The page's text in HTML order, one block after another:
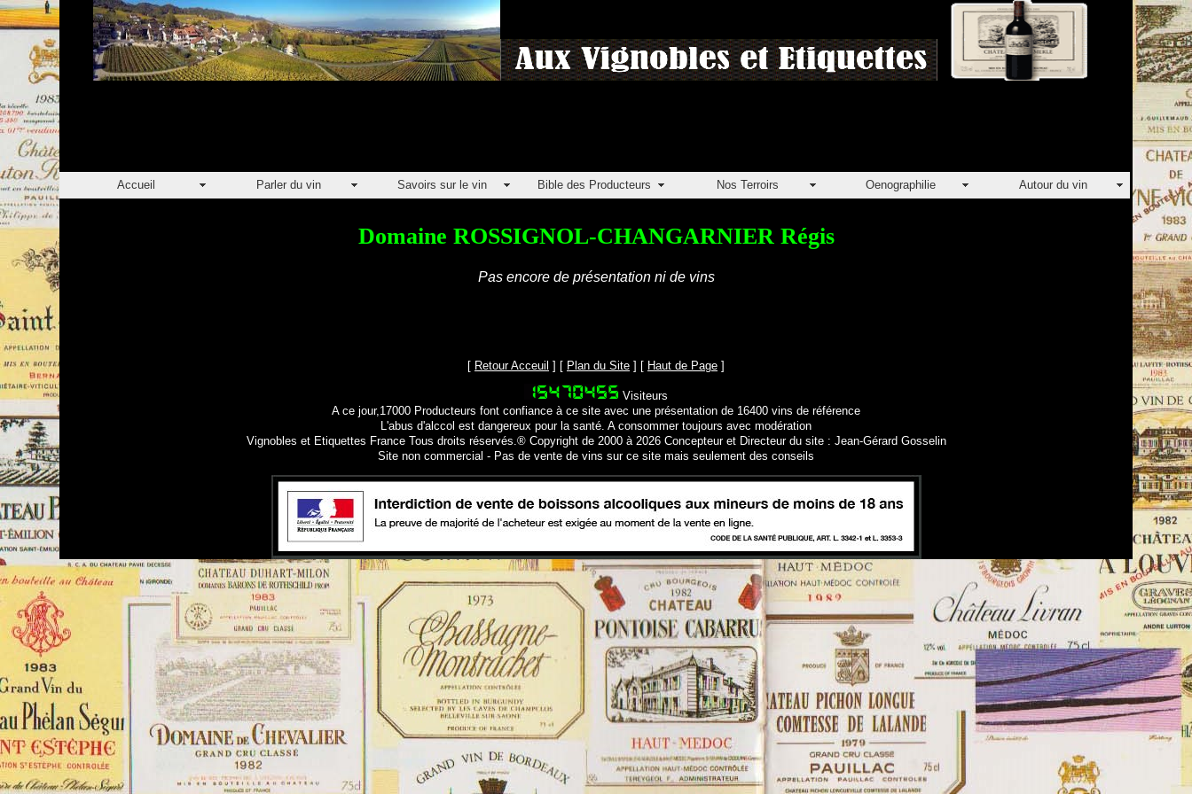
Accueil Parler du vin Savoirs sur le vin Bible des Producteurs Nos Terroirs Oenographilie Autour du vin
Domaine ROSSIGNOL-CHANGARNIER Régis
Pas encore de présentation ni de vins
[ Retour Acceuil ] [ Plan du Site ] [ Haut de Page ]
Visiteurs
A ce jour,17000 Producteurs font confiance à ce site avec une présentation de 16400 vins de référence
L'abus d'alccol est dangereux pour la santé. A consommer toujours avec modération
Vignobles et Etiquettes France Tous droits réservés.® Copyright de 2000 à 2026 Concepteur et Directeur du site : Jean-Gérard Gosselin
Site non commercial - Pas de vente de vins sur ce site mais seulement des conseils